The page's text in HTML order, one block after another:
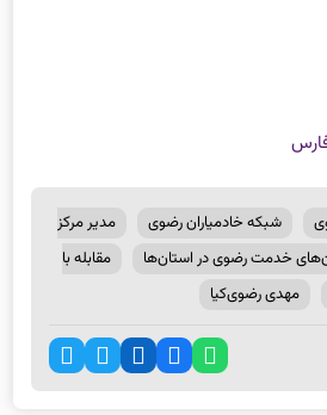
خدمت رضوی در استان‌ها
مقابله با
مهدی رضوی‌کیا